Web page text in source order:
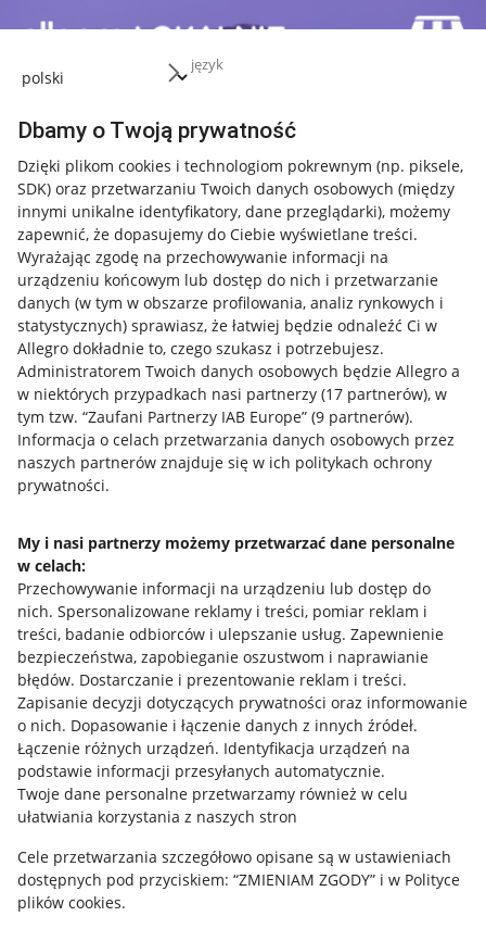
język
Dbamy o Twoją prywatność
Dzięki plikom cookies i technologiom pokrewnym (np. piksele,
SDK) oraz przetwarzaniu Twoich danych osobowych (między
innymi unikalne identyfikatory, dane przeglądarki), możemy
zapewnić, że dopasujemy do Ciebie wyświetlane treści.
Wyrażając zgodę na przechowywanie informacji na
urządzeniu końcowym lub dostęp do nich i przetwarzanie
danych (w tym w obszarze profilowania, analiz rynkowych i
statystycznych) sprawiasz, że łatwiej będzie odnaleźć Ci w
Allegro dokładnie to, czego szukasz i potrzebujesz.
Administratorem Twoich danych osobowych będzie Allegro a
w niektórych przypadkach nasi partnerzy (17 partnerów), w
tym tzw. “Zaufani Partnerzy IAB Europe” (9 partnerów).
Informacja o celach przetwarzania danych osobowych przez
naszych partnerów znajduje się w ich politykach ochrony
prywatności.
My i nasi partnerzy możemy przetwarzać dane personalne
w celach:
Przechowywanie informacji na urządzeniu lub dostęp do
nich. Spersonalizowane reklamy i treści, pomiar reklam i
treści, badanie odbiorców i ulepszanie usług. Zapewnienie
bezpieczeństwa, zapobieganie oszustwom i naprawianie
błędów. Dostarczanie i prezentowanie reklam i treści.
Zapisanie decyzji dotyczących prywatności oraz informowanie
o nich. Dopasowanie i łączenie danych z innych źródeł.
Łączenie różnych urządzeń. Identyfikacja urządzeń na
podstawie informacji przesyłanych automatycznie.
Twoje dane personalne przetwarzamy również w celu
ułatwiania korzystania z naszych stron
Cele przetwarzania szczegółowo opisane są w ustawieniach
dostępnych pod przyciskiem: “ZMIENIAM ZGODY” i w Polityce
plików cookies.
Przydatne informacje
Jak to działa
Allegro Gadane dla sprzedających
Allegro Gadane dla kupujących
Mapa miejscowości
Informacje prawne
Regulamin
Polityka plików "cookies"
Ustawienia plików "cookies"
Udostępnianie lokalizacji
Informacje dla Aktu o Usługach Cyfrowych